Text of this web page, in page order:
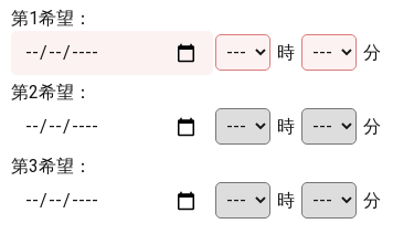
第1希望：
時
分
第2希望：
時
分
第3希望：
時
分